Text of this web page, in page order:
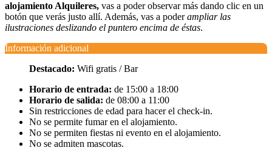
alojamiento Alquileres, vas a poder observar más dando clic en un
botón que verás justo allí. Además, vas a poderampliar las
ilustraciones deslizando el puntero encima de éstas.
Información adicional
Destacado: Wifi gratis / Bar
Horario de entrada: de 15:00 a 18:00
Horario de salida: de 08:00 a 11:00
Sin restricciones de edad para hacer el check-in.
No se permite fumar en el alojamiento.
No se permiten fiestas ni evento en el alojamiento.
No se admiten mascotas.